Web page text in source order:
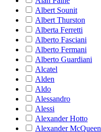
Albert Sounit
Albert Thurston
Alberta Ferretti
Alberto Fasciani
Alberto Fermani
Alberto Guardiani
Alcatel
Alden
Aldo
Alessandro
Alessi
Alexander Hotto
Alexander McQueen